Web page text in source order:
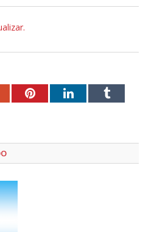
PinterestLinkedInTumblr